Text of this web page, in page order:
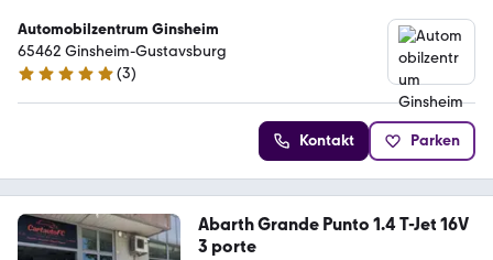
Automobilzentrum Ginsheim
65462 Ginsheim-Gustavsburg
5 Sterne
(3)
Kontakt Parken
Abarth Grande Punto 1.4 T-Jet 16V
3 porte